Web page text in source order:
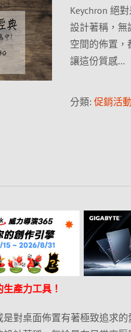
Keychron 絕
設計著稱，無
空間的佈置，
讓這份質感…
分類: 促銷活動
產力工具！
對桌面佈置有著極致追求